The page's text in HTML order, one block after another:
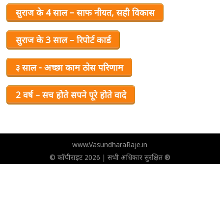
सुराज के 4 साल – साफ नीयत, सही विकास
सुराज के 3 साल – रिपोर्ट कार्ड
३ साल - अच्छा काम ठोस परिणाम
2 वर्ष – सच होते सपने पूरे होते वादे
www.VasundharaRaje.in
© कॉपीराइट 2026 | सभी अधिकार सुरक्षित ®